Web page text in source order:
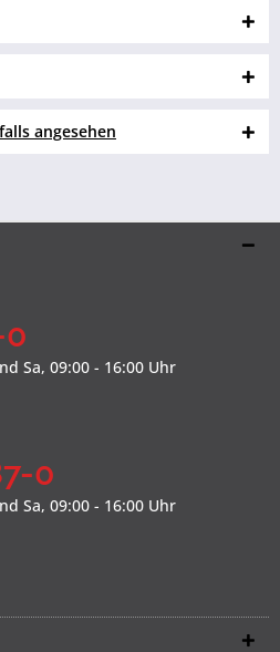
angesehen
Sa, 09:00 - 16:00 Uhr
0
Sa, 09:00 - 16:00 Uhr